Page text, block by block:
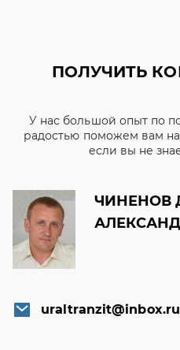
ПОЛУЧИТЬ
У нас большой опыт по
радостью поможем вам
если вы не
ЧИНЕНОВ
uraltranzit@inbox.ru